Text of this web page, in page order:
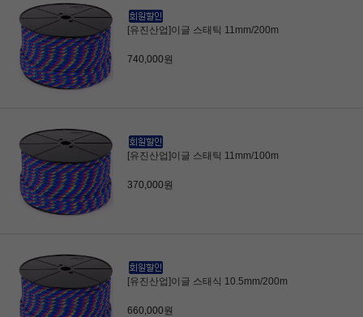
[유진산업]이글 스태틱 11mm/200m
740,000원
[유진산업]이글 스태틱 11mm/100m
370,000원
[유진산업]이글 스태식 10.5mm/200m
660,000원